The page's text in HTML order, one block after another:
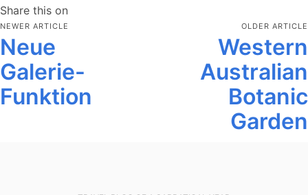
Share this on
NEWER ARTICLE
Neue
Galerie-
Funktion
OLDER ARTICLE
Western
Australian
Botanic
Garden